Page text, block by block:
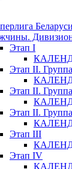
Этап I
Этап II.
Этап II.
Этап II.
Этап III
Этап IV